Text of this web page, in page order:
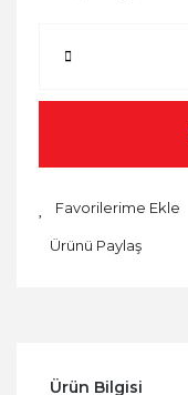
Ürünü Paylaş
Ürün Bilgisi